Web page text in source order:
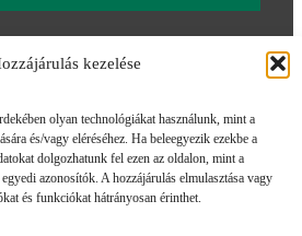
kezelése
olyan technológiákat használunk, mint a
és/vagy eléréséhez. Ha beleegyezik ezekbe a
dolgozhatunk fel ezen az oldalon, mint a
azonosítók. A hozzájárulás elmulasztása vagy
és funkciókat hátrányosan érinthet.
Impresszum ÁSZF